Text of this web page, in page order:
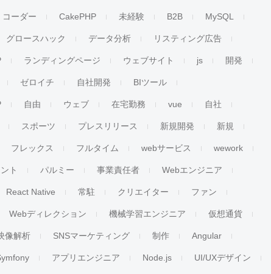
コーダー CakePHP 未経験 B2B MySQL
グロースハック データ分析 リスティング広告
ランディングページ ウェブサイト js 開発
ゼロイチ 自社開発 BIツール
自由 ウェブ 在宅勤務 vue 自社
スポーツ プレスリリース 新規開発 新規
フレックス フルタイム webサービス wework
ト パルミー 事業責任者 Webエンジニア
React Native 常駐 クリエイター ファン
Webディレクション 機械学習エンジニア 仮想通貨
像解析 SNSマーケティング 制作 Angular
アプリエンジニア Node.js UI/UXデザイン